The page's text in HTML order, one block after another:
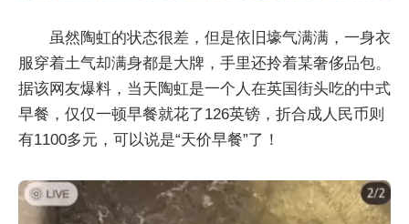
虽然陶虹的状态很差，但是依旧壕气满满，一身衣
服穿着土气却满身都是大牌，手里还拎着某奢侈品包。
据该网友爆料，当天陶虹是一个人在英国街头吃的中式
早餐，仅仅一顿早餐就花了126英镑，折合成人民币则
有1100多元，可以说是“天价早餐”了！